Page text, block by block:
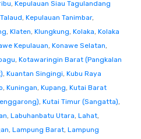
, Kepulauan Siau Tagulandang
, Kepulauan Tanimbar,
, Klaten, Klungkung, Kolaka, Kolaka
Kepulauan, Konawe Selatan,
, Kotawaringin Barat (Pangkalan
, Kuantan Singingi, Kubu Raya
, Kuningan, Kupang, Kutai Barat
, Kutai Timur (Sangatta),
, Labuhanbatu Utara, Lahat,
, Lampung Barat, Lampung